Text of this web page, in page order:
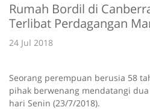
Rumah Bordil di
Terlibat Perdagangan
24 Jul 2018
Seorang perempuan berusia 58
pihak berwenang mendatangi
hari Senin (23/7/2018).